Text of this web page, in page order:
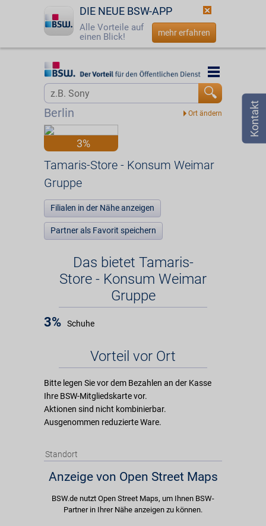
DIE NEUE BSW-APP
Alle Vorteile auf
einen Blick!
mehr erfahren
Startseite
Jetzt BSW-Mitglied werden
Login
Berlin
Startseite
Vorteilswelt
3%
Tamaris-Store - Konsum Weimar
Gruppe
Filialen in der Nähe anzeigen
Partner als Favorit speichern
Das bietet Tamaris-
Store - Konsum Weimar
Gruppe
3% Schuhe
Vorteil vor Ort
Bitte legen Sie vor dem Bezahlen an der Kasse
Ihre BSW-Mitgliedskarte vor.
Aktionen sind nicht kombinierbar.
Ausgenommen reduzierte Ware.
Standort
Anzeige von Open Street Maps
BSW.de nutzt Open Street Maps, um Ihnen BSW-
Partner in Ihrer Nähe anzeigen zu können.